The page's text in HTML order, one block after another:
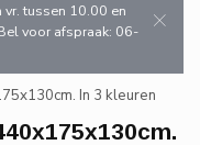
vr. tussen 10.00 en
voor afspraak: 06-
In 3 kleuren